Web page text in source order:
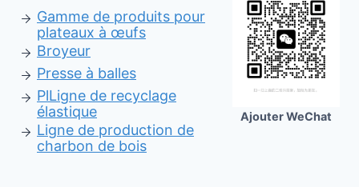
Gamme de produits pour
plateaux à œufs
Broyeur
Presse à balles
PlLigne de recyclage
élastique
Ligne de production de
charbon de bois
Ajouter WeChat